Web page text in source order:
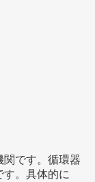
関です。循環器
。具体的に